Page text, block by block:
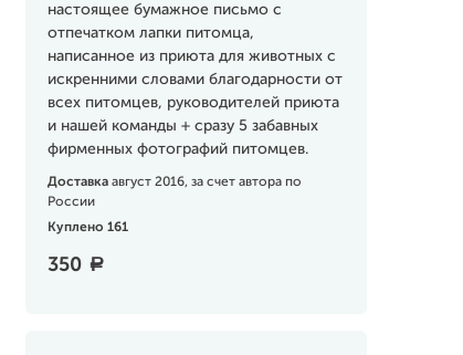
настоящее бумажное письмо с
отпечатком лапки питомца,
написанное из приюта для животных с
искренними словами благодарности от
всех питомцев, руководителей приюта
и нашей команды + сразу 5 забавных
фирменных фотографий питомцев.
Доставка август 2016, за счет автора по
России
Куплено 161
350 a